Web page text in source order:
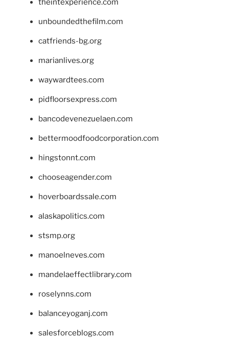
theintexperience.com
unboundedthefilm.com
catfriends-bg.org
marianlives.org
waywardtees.com
pidfloorsexpress.com
bancodevenezuelaen.com
bettermoodfoodcorporation.com
hingstonnt.com
chooseagender.com
hoverboardssale.com
alaskapolitics.com
stsmp.org
manoelneves.com
mandelaeffectlibrary.com
roselynns.com
balanceyoganj.com
salesforceblogs.com